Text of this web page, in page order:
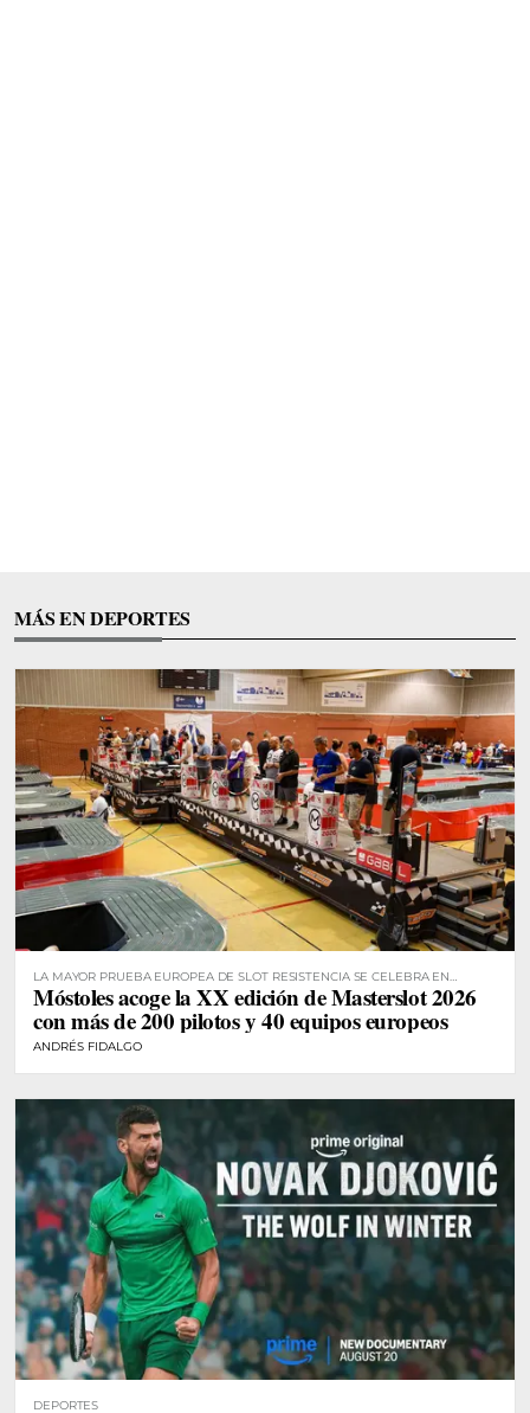
MÁS EN DEPORTES
LA MAYOR PRUEBA EUROPEA DE SLOT RESISTENCIA SE CELEBRA EN
MÓSTOLES
Móstoles acoge la XX edición de Masterslot 2026
con más de 200 pilotos y 40 equipos europeos
ANDRÉS FIDALGO
DEPORTES